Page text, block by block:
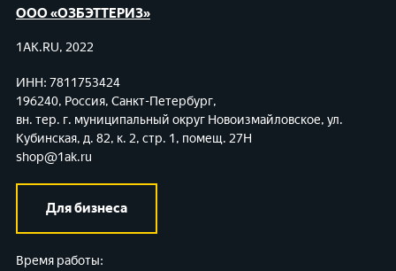
ООО «ОЗБЭТТЕРИЗ»
1AK.RU, 2022
ИНН: 7811753424
196240, Россия, Санкт-Петербург,
вн. тер. г. муниципальный округ Новоизмайловское, ул.
Кубинская, д. 82, к. 2, стр. 1, помещ. 27Н
shop@1ak.ru
Для бизнеса
Время работы: